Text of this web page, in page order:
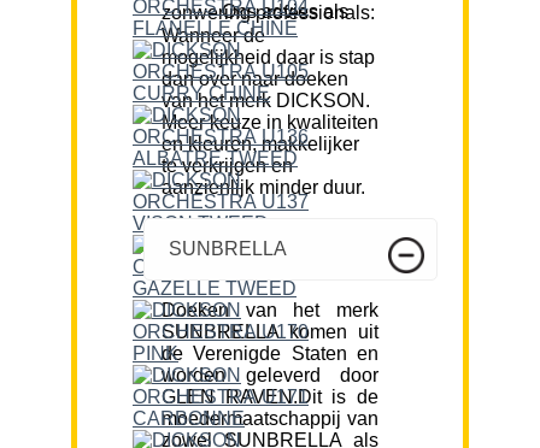
Ons advies als zonwering professionals:
Wanneer de
mogelijkheid daar is stap
dan over naar doeken
van het merk DICKSON.
Meer keuze in kwaliteiten
en kleuren, makkelijker
te verkrijgen en
aanzienlijk minder duur.
SUNBRELLA
Doeken van het merk
SUNBRELLA komen uit
de Verenigde Staten en
worden geleverd door
GLEN RAVEN.Dit is de
moedermaatschappij van
zowel SUNBRELLA als